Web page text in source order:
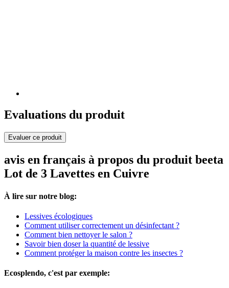
Evaluations du produit
Evaluer ce produit
avis en français à propos du produit beeta
Lot de 3 Lavettes en Cuivre
À lire sur notre blog:
Lessives écologiques
Comment utiliser correctement un désinfectant ?
Comment bien nettoyer le salon ?
Savoir bien doser la quantité de lessive
Comment protéger la maison contre les insectes ?
Ecosplendo, c'est par exemple: